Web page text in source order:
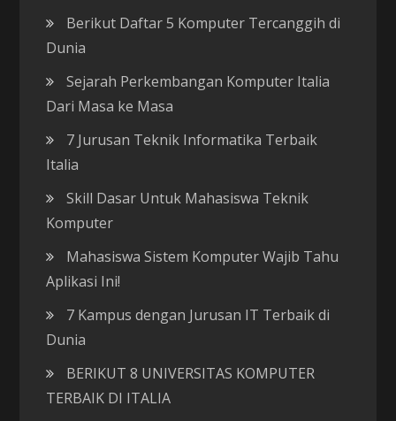
Berikut Daftar 5 Komputer Tercanggih di
Dunia
Sejarah Perkembangan Komputer Italia
Dari Masa ke Masa
7 Jurusan Teknik Informatika Terbaik
Italia
Skill Dasar Untuk Mahasiswa Teknik
Komputer
Mahasiswa Sistem Komputer Wajib Tahu
Aplikasi Ini!
7 Kampus dengan Jurusan IT Terbaik di
Dunia
BERIKUT 8 UNIVERSITAS KOMPUTER
TERBAIK DI ITALIA